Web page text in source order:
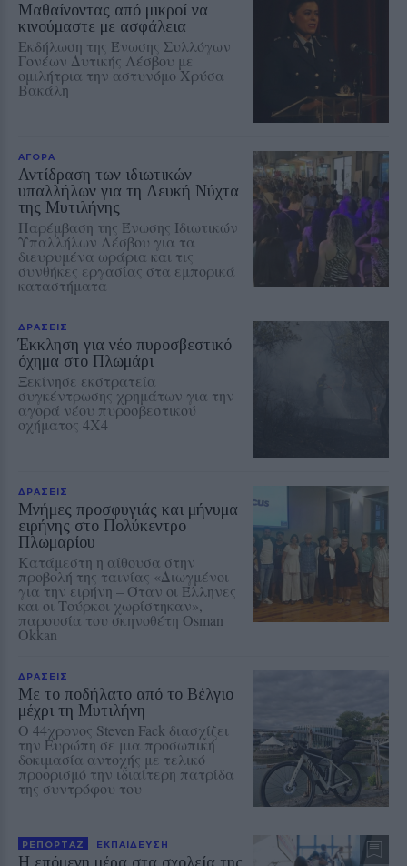
Μαθαίνοντας από μικροί να
κινούμαστε με ασφάλεια
Εκδήλωση της Ένωσης Συλλόγων
Γονέων Δυτικής Λέσβου με
ομιλήτρια την αστυνόμο Χρύσα
Βακάλη
ΑΓΟΡΑ
Αντίδραση των ιδιωτικών
υπαλλήλων για τη Λευκή Νύχτα
της Μυτιλήνης
Παρέμβαση της Ένωσης Ιδιωτικών
Υπαλλήλων Λέσβου για τα
διευρυμένα ωράρια και τις
συνθήκες εργασίας στα εμπορικά
καταστήματα
ΔΡΑΣΕΙΣ
Έκκληση για νέο πυροσβεστικό
όχημα στο Πλωμάρι
Ξεκίνησε εκστρατεία
συγκέντρωσης χρημάτων για την
αγορά νέου πυροσβεστικού
οχήματος 4Χ4
ΔΡΑΣΕΙΣ
Μνήμες προσφυγιάς και μήνυμα
ειρήνης στο Πολύκεντρο
Πλωμαρίου
Κατάμεστη η αίθουσα στην
προβολή της ταινίας «Διωγμένοι
για την ειρήνη – Όταν οι Έλληνες
και οι Τούρκοι χωρίστηκαν»,
παρουσία του σκηνοθέτη Osman
Okkan
ΔΡΑΣΕΙΣ
Με το ποδήλατο από το Βέλγιο
μέχρι τη Μυτιλήνη
Ο 44χρονος Steven Fack διασχίζει
την Ευρώπη σε μια προσωπική
δοκιμασία αντοχής με τελικό
προορισμό την ιδιαίτερη πατρίδα
της συντρόφου του
ΡΕΠΟΡΤΑΖ ΕΚΠΑΙΔΕΥΣΗ